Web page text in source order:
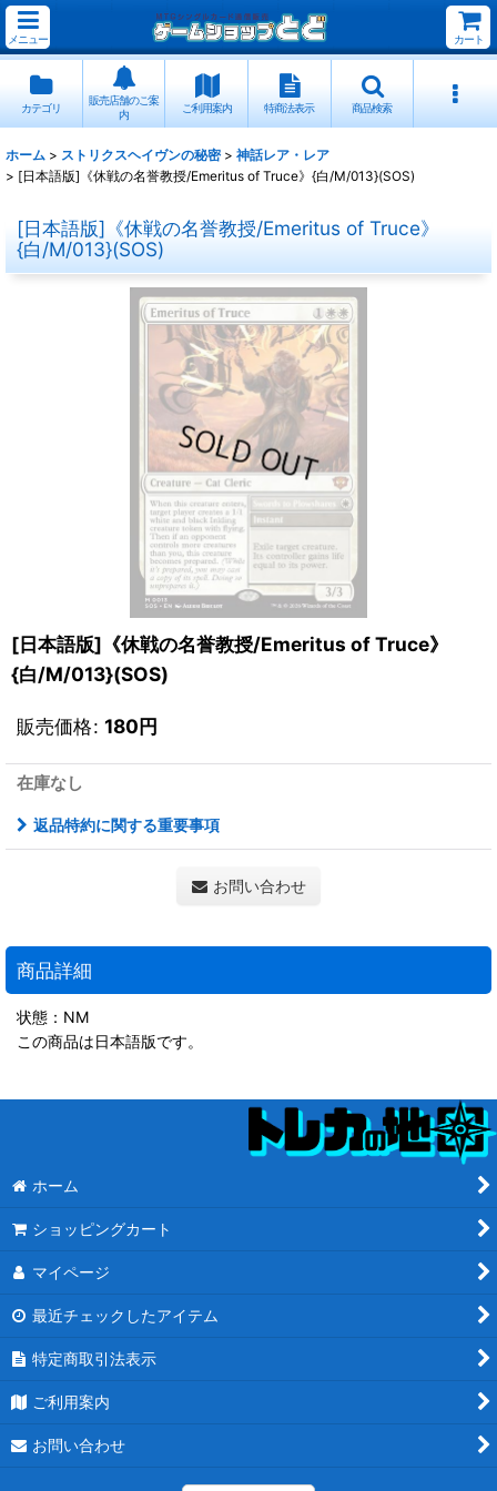
メニュー カート
カテゴリ
販売店舗のご案
内
ご利用案内 特商法表示 商品検索
ホーム > ストリクスヘイヴンの秘密 > 神話レア・レア
> [日本語版]《休戦の名誉教授/Emeritus of Truce》{白/M/013}(SOS)
[日本語版]《休戦の名誉教授/Emeritus of Truce》
{白/M/013}(SOS)
[日本語版]《休戦の名誉教授/Emeritus of Truce》
{白/M/013}(SOS)
販売価格: 180円
在庫なし
返品特約に関する重要事項
お問い合わせ
商品詳細
状態：NM
この商品は日本語版です。
ホーム
ショッピングカート
マイページ
最近チェックしたアイテム
特定商取引法表示
ご利用案内
お問い合わせ